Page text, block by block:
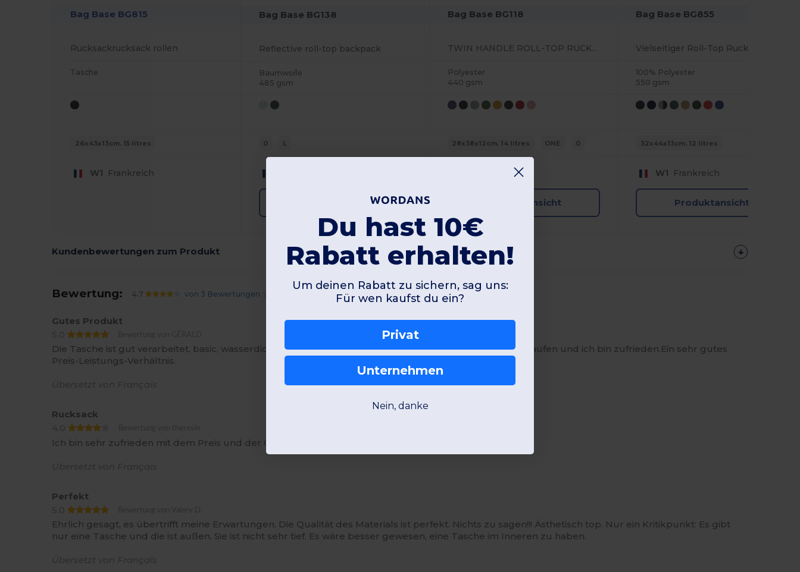
Bag Base BG815
Rucksackrucksack rollen
Tasche
26x43x13cm. 15 litres
W1 Frankreich
Bag Base BG138
Reflective roll-top backpack
Baumwolle
485 gsm
0 L
Produktansicht
Bag Base BG118
TWIN HANDLE ROLL-TOP RUCKSACK
Polyester
440 gsm
28x38x12cm. 14 litres ONE 0
Frankreich
Produktansicht
Bag Base BG855
100% Polyester
550 gsm
32x44x13cm. 12 litres
W1 Frankreich
Produktansicht
Kundenbewertungen zum Produkt
Bewertung: 4.7 von 3 Bewertungen
Gutes Produkt
5.0
Die Tasche ist gut verarbeitet, basic, wasserdicht, leicht zu tragen,was mich dazu veranlasst hat, sie zu kaufen und ich bin zufrieden.Ein sehr gutes
Preis-Leistungs-Verhältnis.
Rucksack
4.0
Ich bin sehr zufrieden mit dem Preis und der Qualität des Produktes.
Perfekt
5.0
Ehrlich gesagt, es übertrifft meine Erwartungen. Die Qualität des Materials ist perfekt. Nichts zu sagen!!! Ästhetisch top. Nur ein Kritikpunkt: Es gibt
nur eine Tasche und die ist außen. Sie ist nicht sehr tief. Es wäre besser gewesen, eine Tasche im Inneren zu haben.
Du hast 10€
Rabatt erhalten!
Um deinen Rabatt zu sichern, sag uns:
Für wen kaufst du ein?
Privat
Unternehmen
Nein, danke